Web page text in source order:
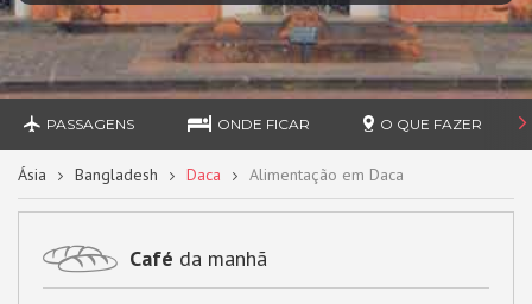
PASSAGENS ONDE FICAR O QUE FAZER
Ásia Bangladesh Daca Alimentação em Daca
Café da manhã